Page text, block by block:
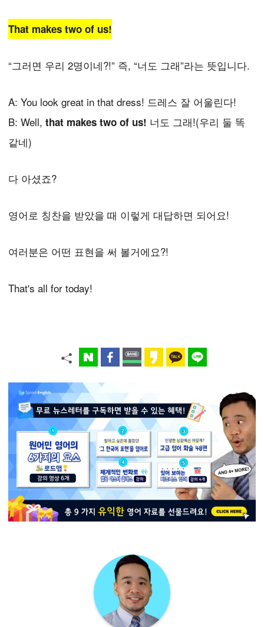
That makes two of us!
“그러면 우리 2명이네?!” 즉, “너도 그래”라는 뜻입니다.
A: You look great in that dress! 드레스 잘 어울린다!
B: Well, that makes two of us! 너도 그래!(우리 둘 똑
같네)
다 아셨죠?
영어로 칭찬을 받았을 때 이렇게 대답하면 되어요!
여러분은 어떤 표현을 써 볼거에요?!
That's all for today!